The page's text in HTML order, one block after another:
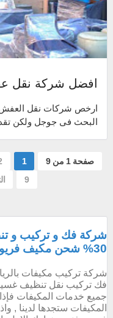
البحث فى جوجل ولكن
صفحة 1 من 9 1
9
شركة فك و تركيب و
30% شحن مكيف فريون
شركة تركيب مكيفات
فك تركيب نقل تنظيف
جميع خدمات المكيفات
المكيفات ستجدها لدينا ,